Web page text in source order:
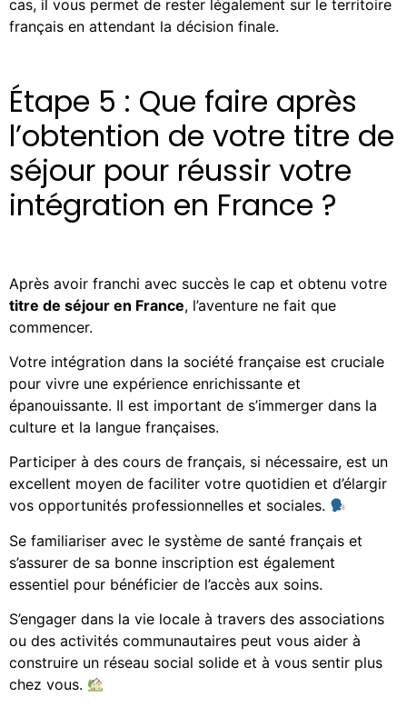
cas, il vous permet de rester légalement sur le territoire
français en attendant la décision finale.
Étape 5 : Que faire après
l’obtention de votre titre de
séjour pour réussir votre
intégration en France ?
Après avoir franchi avec succès le cap et obtenu votre
titre de séjour en France, l’aventure ne fait que
commencer.
Votre intégration dans la société française est cruciale
pour vivre une expérience enrichissante et
épanouissante. Il est important de s’immerger dans la
culture et la langue françaises.
Participer à des cours de français, si nécessaire, est un
excellent moyen de faciliter votre quotidien et d’élargir
vos opportunités professionnelles et sociales.
Se familiariser avec le système de santé français et
s’assurer de sa bonne inscription est également
essentiel pour bénéficier de l’accès aux soins.
S’engager dans la vie locale à travers des associations
ou des activités communautaires peut vous aider à
construire un réseau social solide et à vous sentir plus
chez vous.